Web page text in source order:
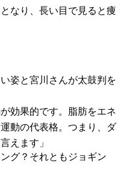
なり、長い目で見ると痩
姿と宮川さんが太鼓判を
効果的です。脂肪をエネ
動の代表格。つまり、ダ
えます」
グ？それともジョギン